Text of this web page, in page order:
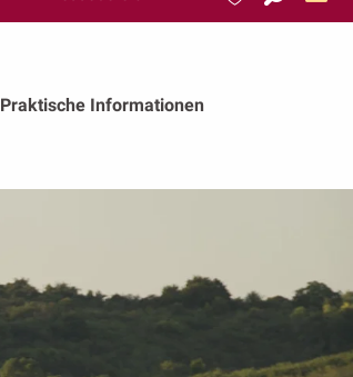
Suche
Praktische Informationen